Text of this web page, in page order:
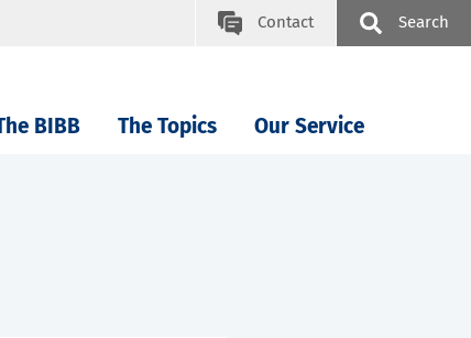
Contact Search
BIBB The Topics Our Service